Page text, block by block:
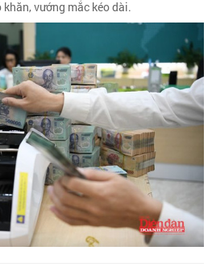
vướng mắc kéo dài.